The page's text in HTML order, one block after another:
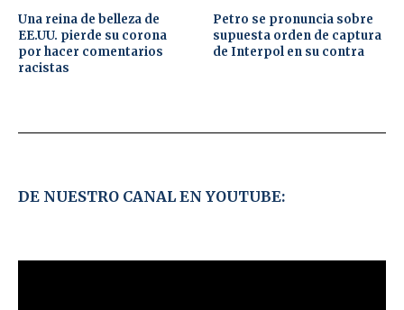
Una reina de belleza de
EE.UU. pierde su corona
por hacer comentarios
racistas
Petro se pronuncia sobre
supuesta orden de captura
de Interpol en su contra
DE NUESTRO CANAL EN YOUTUBE: